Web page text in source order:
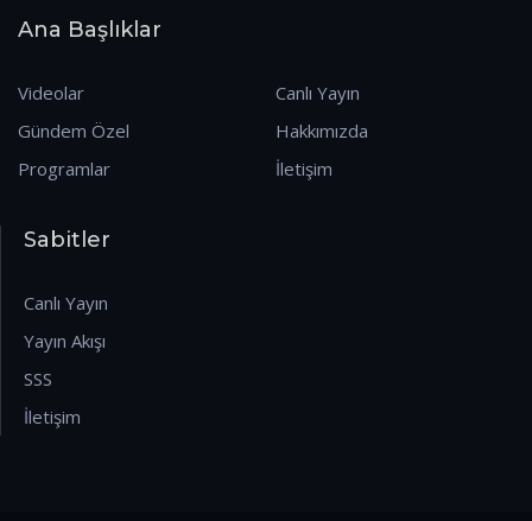
Ana Başlıklar
Videolar
Gündem Özel
Programlar
Canlı Yayın
Hakkımızda
İletişim
Sabitler
Canlı Yayın
Yayın Akışı
SSS
İletişim